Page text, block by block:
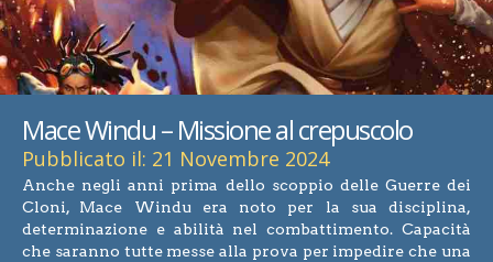
Mace Windu – Missione al crepuscolo
Pubblicato il: 21 Novembre 2024
Anche negli anni prima dello scoppio delle Guerre dei
Cloni, Mace Windu era noto per la sua disciplina,
determinazione e abilità nel combattimento. Capacità
che saranno tutte messe alla prova per impedire che una